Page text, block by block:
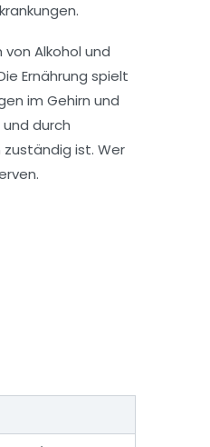
Alkohol und
Ernährung spielt
im Gehirn und
durch
ist. Wer